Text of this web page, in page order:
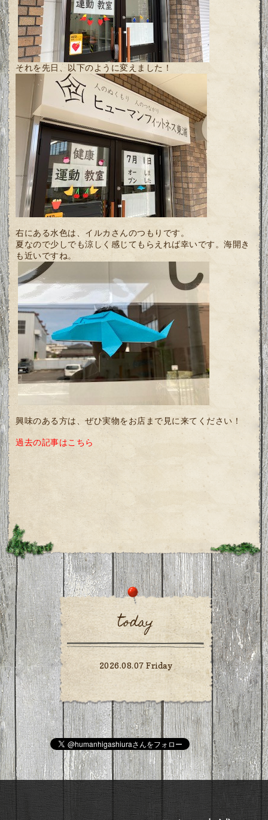
それを先日、以下のように変えました！
右にある水色は、イルカさんのつもりです。
夏なので少しでも涼しく感じてもらえれば幸いです。海開き
も近いですね。
興味のある方は、ぜひ実物をお店まで見に来てください！
過去の記事はこちら
today
2026.08.07 Friday